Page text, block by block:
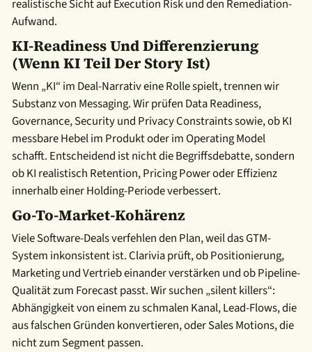
realistische Sicht auf Execution Risk und den Remediation-
Aufwand.
KI-Readiness Und Differenzierung
(wenn KI Teil Der Story Ist)
Wenn „KI“ im Deal-Narrativ eine Rolle spielt, trennen wir
Substanz von Messaging. Wir prüfen Data Readiness,
Governance, Security und Privacy Constraints sowie, ob KI
messbare Hebel im Produkt oder im Operating Model
schafft. Entscheidend ist nicht die Begriffsdebatte, sondern
ob KI realistisch Retention, Pricing Power oder Effizienz
innerhalb einer Holding-Periode verbessert.
Go-To-Market-Kohärenz
Viele Software-Deals verfehlen den Plan, weil das GTM-
System inkonsistent ist. Clarivia prüft, ob Positionierung,
Marketing und Vertrieb einander verstärken und ob Pipeline-
Qualität zum Forecast passt. Wir suchen „silent killers“:
Abhängigkeit von einem zu schmalen Kanal, Lead-Flows, die
aus falschen Gründen konvertieren, oder Sales Motions, die
nicht zum Segment passen.